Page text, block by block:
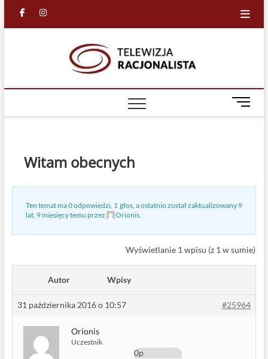
facebook
in
M
e
o
Witam obecnych
Ten temat ma 0 odpowiedzi, 1 głos, a ostatnio został zaktualizowany 9
lat, 9 miesięcy temu przez Orionis.
Wyświetlanie 1 wpisu (z 1 w sumie)
Autor Wpisy
31 października 2016 o 10:57 #25964
Orionis
Uczestnik
0p